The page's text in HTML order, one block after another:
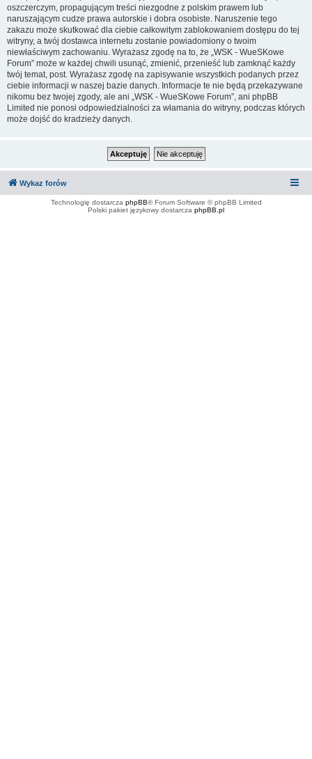
oszczerczym, propagującym treści niezgodne z polskim prawem lub
naruszającym cudze prawa autorskie i dobra osobiste. Naruszenie tego
zakazu może skutkować dla ciebie całkowitym zablokowaniem dostępu do tej
witryny, a twój dostawca internetu zostanie powiadomiony o twoim
niewłaściwym zachowaniu. Wyrażasz zgodę na to, że „WSK - WueSKowe
Forum” może w każdej chwili usunąć, zmienić, przenieść lub zamknąć każdy
twój temat, post. Wyrażasz zgodę na zapisywanie wszystkich podanych przez
ciebie informacji w naszej bazie danych. Informacje te nie będą przekazywane
nikomu bez twojej zgody, ale ani „WSK - WueSKowe Forum”, ani phpBB
Limited nie ponosi odpowiedzialności za włamania do witryny, podczas których
może dojść do kradzieży danych.
Wykaz forów
Technologię dostarcza phpBB® Forum Software © phpBB Limited
Polski pakiet językowy dostarcza phpBB.pl